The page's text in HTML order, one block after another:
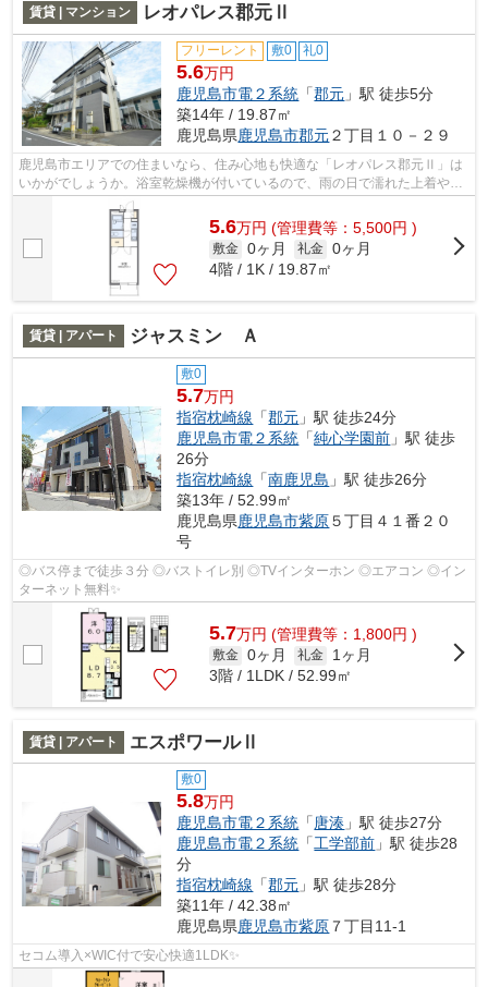
賃貸 | マンション レオパレス郡元Ⅱ
フリーレント 敷0 礼0
5.6万円
鹿児島市電２系統 「郡元 」駅 徒歩5分
築14年 / 19.87㎡
鹿児島県鹿児島市郡元２丁目１０－２９
鹿児島市エリアでの住まいなら、住み心地も快適な「レオパレス郡元Ⅱ」は
いかがでしょうか。浴室乾燥機が付いているので、雨の日で濡れた上着や傘
もすぐに乾燥できます。1Kの物件です。...
5.6万円 (管理費等：5,500円 )
敷金 0ヶ月 礼金 0ヶ月
4階 / 1K / 19.87㎡
賃貸 | アパート ジャスミン Ａ
敷0
5.7万円
指宿枕崎線 「郡元 」駅 徒歩24分
鹿児島市電２系統 「純心学園前 」駅 徒歩
26分
指宿枕崎線 「南鹿児島 」駅 徒歩26分
築13年 / 52.99㎡
鹿児島県鹿児島市紫原５丁目４１番２０
号
◎バス停まで徒歩３分 ◎バストイレ別 ◎TVインターホン ◎エアコン ◎イン
ターネット無料✨
5.7万円 (管理費等：1,800円 )
敷金 0ヶ月 礼金
1ヶ月
3階 / 1LDK / 52.99㎡
賃貸 | アパート エスポワールⅡ
敷0
5.8万円
鹿児島市電２系統 「唐湊 」駅 徒歩27分
鹿児島市電２系統 「工学部前 」駅 徒歩28
分
指宿枕崎線 「郡元 」駅 徒歩28分
築11年 / 42.38㎡
鹿児島県鹿児島市紫原 ７丁目11-1
セコム導入×WIC付で安心快適1LDK✨